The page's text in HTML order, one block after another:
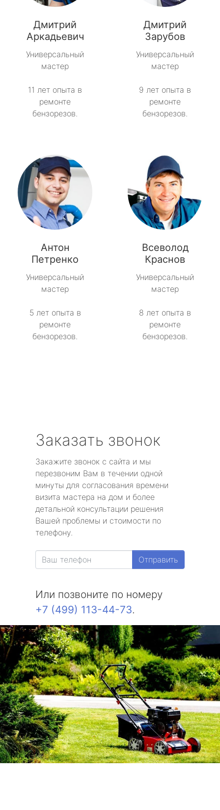
Дмитрий
Аркадьевич
Универсальный
мастер
11 лет опыта в
ремонте
бензорезов.
Дмитрий
Зарубов
Универсальный
мастер
9 лет опыта в
ремонте
бензорезов.
Антон
Петренко
Универсальный
мастер
5 лет опыта в
ремонте
бензорезов.
Всеволод
Краснов
Универсальный
мастер
8 лет опыта в
ремонте
бензорезов.
Заказать звонок
Закажите звонок с сайта и мы
перезвоним Вам в течении одной
минуты для согласования времени
визита мастера на дом и более
детальной консультации решения
Вашей проблемы и стоимости по
телефону.
Отправить
Или позвоните по номеру
+7 (499) 113-44-73.